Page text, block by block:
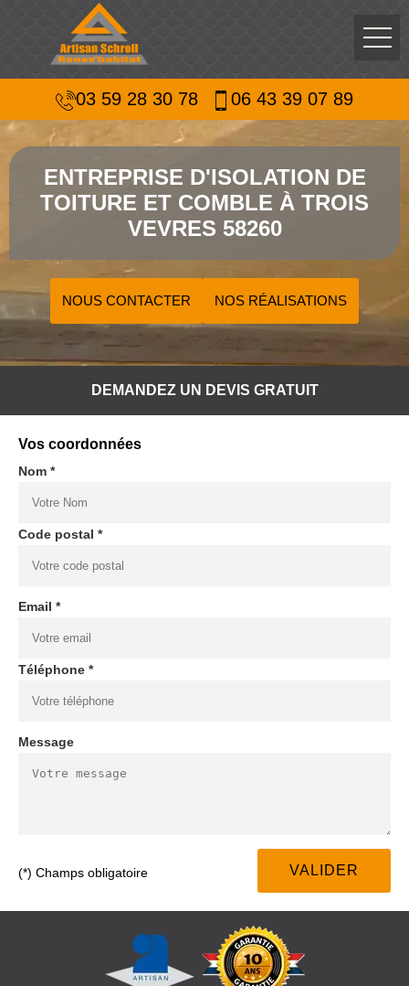
03 59 28 30 78 06 43 39 07 89
ENTREPRISE D'ISOLATION DE
TOITURE ET COMBLE À TROIS
VEVRES 58260
NOUS CONTACTER NOS RÉALISATIONS
DEMANDEZ UN DEVIS GRATUIT
Vos coordonnées
Nom *
Code postal *
Email *
Téléphone *
Message
(*) Champs obligatoire